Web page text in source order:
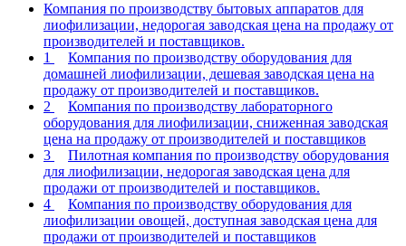
Компания по производству бытовых аппаратов для
лиофилизации, недорогая заводская цена на продажу от
производителей и поставщиков.
1
Компания по производству оборудования для
домашней лиофилизации, дешевая заводская цена на
продажу от производителей и поставщиков.
2
Компания по производству лабораторного
оборудования для лиофилизации, сниженная заводская
цена на продажу от производителей и поставщиков
3
Пилотная компания по производству оборудования
для лиофилизации, недорогая заводская цена для
продажи от производителей и поставщиков.
4
Компания по производству оборудования для
лиофилизации овощей, доступная заводская цена для
продажи от производителей и поставщиков